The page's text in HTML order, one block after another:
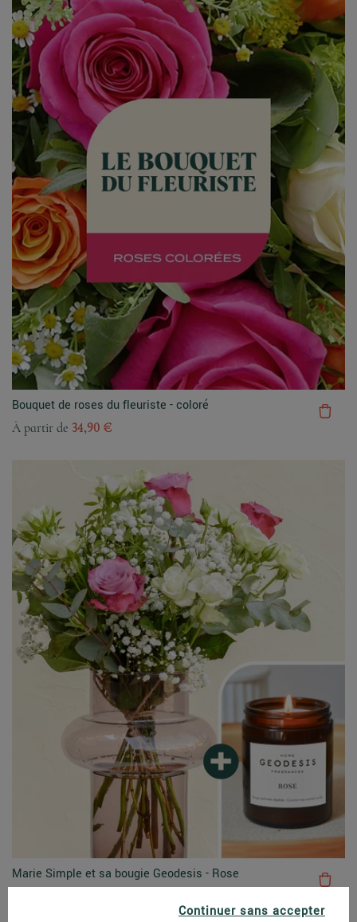
Bouquet de roses du fleuriste - coloré
À partir de 34,90 €
Marie Simple et sa bougie Geodesis - Rose
Continuer sans accepter